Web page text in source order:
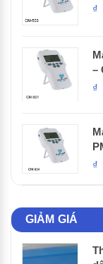
₫
–
₫
₫
GIẢM GIÁ